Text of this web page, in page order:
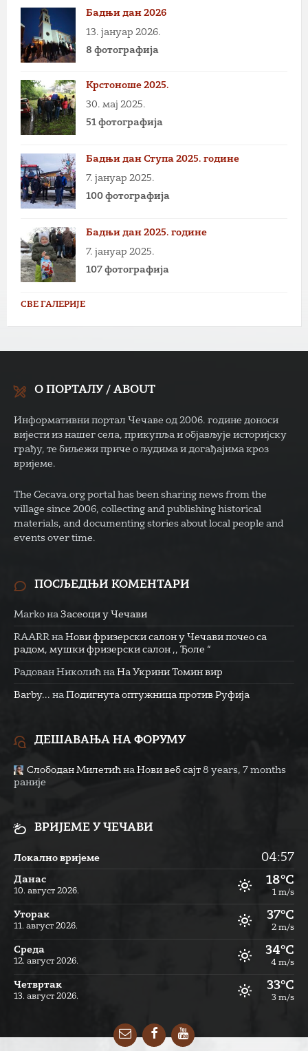
Бадњи дан 2026
13. јануар 2026.
8 фотографија
Крстоноше 2025.
30. мај 2025.
51 фотографија
Бадњи дан Ступа 2025. године
7. јануар 2025.
100 фотографија
Бадњи дан 2025. године
7. јануар 2025.
107 фотографија
СВЕ ГАЛЕРИЈЕ
О ПОРТАЛУ / ABOUT
Информативни портал Чечаве од 2006. године доноси
вијести из нашег села, прикупља и објављује историјску
грађу, те биљежи приче о људима и догађајима кроз
вријеме.
The Cecava.org portal has been sharing news from the
village since 2006, collecting and publishing historical
materials, and documenting stories about local people and
events over time.
ПОСЉЕДЊИ КОМЕНТАРИ
Marko на Засеоци у Чечави
RAARR на Нови фризерски салон у Чечави почео са
радом, мушки фризерски салон ,, Ђоле “
Радован Николић на На Укрини Томин вир
Barby... на Подигнута оптужница против Руфија
ДЕШАВАЊА НА ФОРУМУ
Слободан Милетић на Нови веб сајт 8 years, 7 months
раније
ВРИЈЕМЕ У ЧЕЧАВИ
Локално вријеме 04:57
Данас
10. август 2026.
18°C
1 m/s
Уторак
11. август 2026.
37°C
2 m/s
Cреда
12. август 2026.
34°C
4 m/s
Четвртак
13. август 2026.
33°C
3 m/s
EmailFacebookYouTube